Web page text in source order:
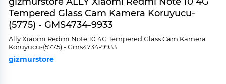
Tempered Glass Cam Kamera Koruyucu-
(5775) - GMS4734-9933
Ally Xi̇aomi̇ Redmi̇ Note 10 4G Tempered Glass Cam Kamera
Koruyucu-(5775) - Gms4734-9933
gizmurstore